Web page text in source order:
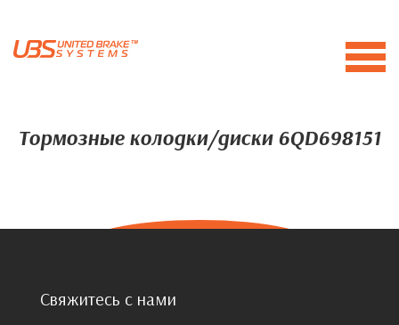
Тормозные колодки/диски 6QD698151
Свяжитесь с нами